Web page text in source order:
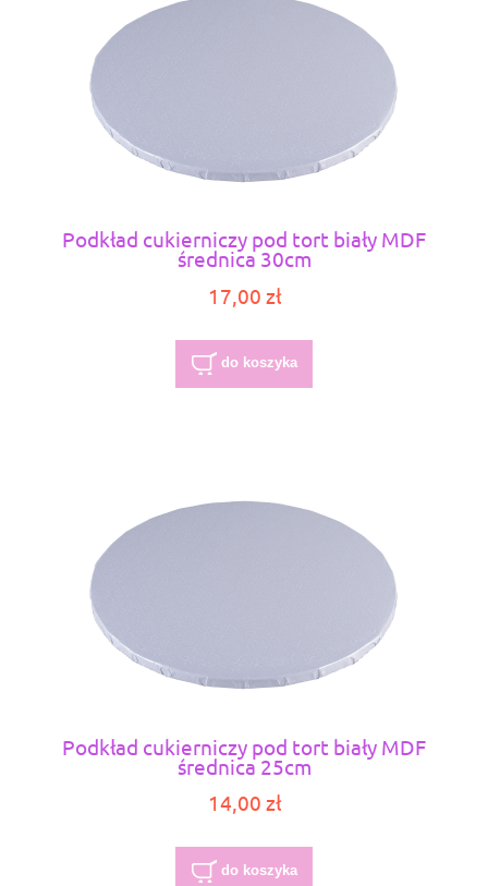
Podkład cukierniczy pod tort biały MDF
średnica 30cm
17,00 zł
do koszyka
Podkład cukierniczy pod tort biały MDF
średnica 25cm
14,00 zł
do koszyka